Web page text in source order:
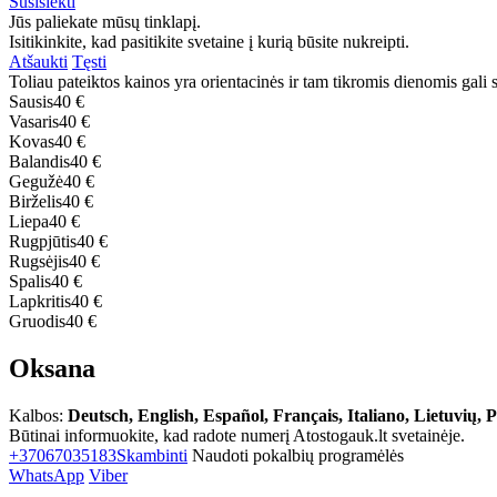
Jūs paliekate mūsų tinklapį.
Isitikinkite, kad pasitikite svetaine į kurią būsite nukreipti.
Atšaukti Tęsti
Toliau pateiktos kainos yra orientacinės ir tam tikromis dienomis gali
Sausis40 €
Vasaris40 €
Kovas40 €
Balandis40 €
Gegužė40 €
Birželis40 €
Liepa40 €
Rugpjūtis40 €
Rugsėjis40 €
Spalis40 €
Lapkritis40 €
Gruodis40 €
Oksana
Kalbos: Deutsch, English, Español, Français, Italiano, Lietuvių,
Būtinai informuokite, kad radote numerį Atostogauk.lt svetainėje.
+37067035183Skambinti Naudoti pokalbių programėlės
WhatsApp Viber